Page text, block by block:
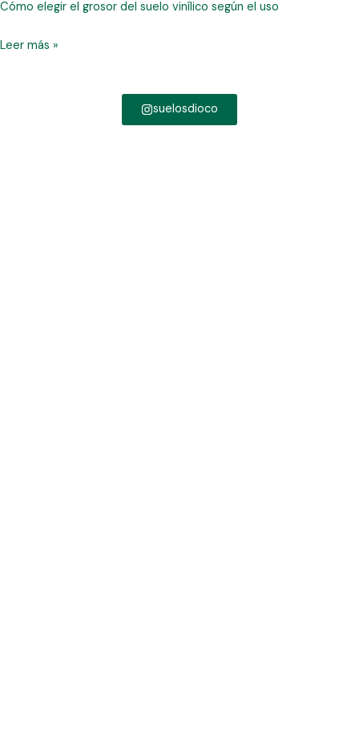
Cómo elegir el grosor del suelo vinílico según el uso
Leer más »
suelosdioco